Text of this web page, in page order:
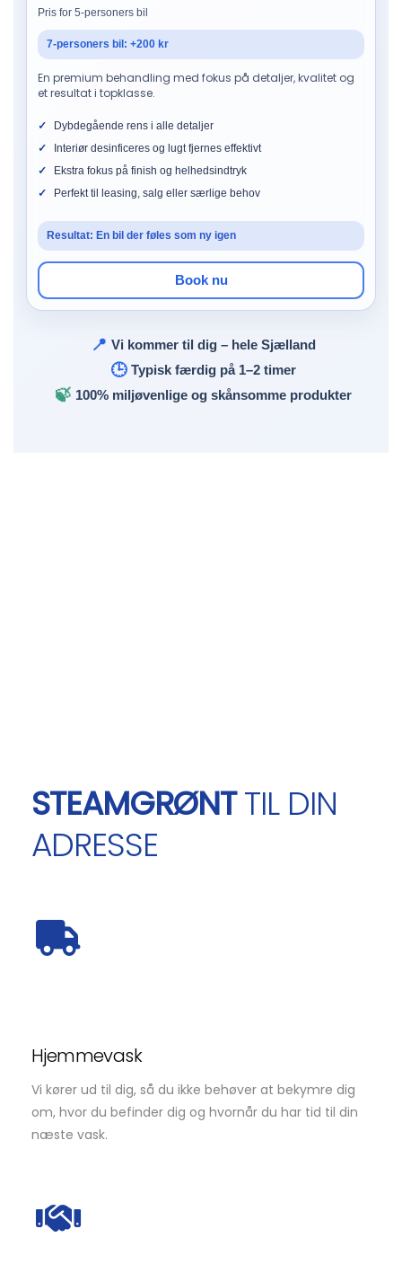
Pris for 5-personers bil
7-personers bil: +200 kr
En premium behandling med fokus på detaljer, kvalitet og
et resultat i topklasse.
Dybdegående rens i alle detaljer
Interiør desinficeres og lugt fjernes effektivt
Ekstra fokus på finish og helhedsindtryk
Perfekt til leasing, salg eller særlige behov
Resultat: En bil der føles som ny igen
Book nu
📍 Vi kommer til dig – hele Sjælland
🕒 Typisk færdig på 1–2 timer
🍃 100% miljøvenlige og skånsomme produkter
STEAMGRØNTTIL DIN
ADRESSE
Hjemmevask
Vi kører ud til dig, så du ikke behøver at bekymre dig
om, hvor du befinder dig og hvornår du har tid til din
næste vask.